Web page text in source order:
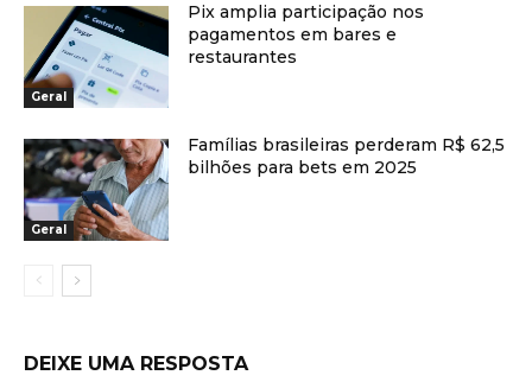
Geral
Pix amplia participação nos
pagamentos em bares e
restaurantes
Geral
Famílias brasileiras perderam R$ 62,5
bilhões para bets em 2025
DEIXE UMA RESPOSTA